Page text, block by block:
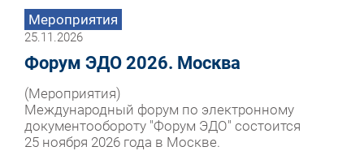
Мероприятия
25.11.2026
Форум ЭДО 2026. Москва
(Мероприятия)
Международный форум по электронному
документообороту "Форум ЭДО" состоится
25 ноября 2026 года в Москве.